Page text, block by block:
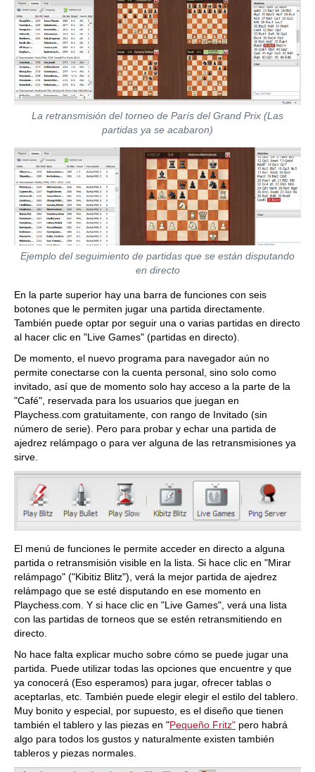
La retransmisión del torneo de París del Grand Prix (Las
partidas ya se acabaron)
Ejemplo del seguimiento de partidas que se están disputando
en directo
En la parte superior hay una barra de funciones con seis
botones que le permiten jugar una partida directamente.
También puede optar por seguir una o varias partidas en directo
al hacer clic en "Live Games" (partidas en directo).
De momento, el nuevo programa para navegador aún no
permite conectarse con la cuenta personal, sino solo como
invitado, así que de momento solo hay acceso a la parte de la
"Café", reservada para los usuarios que juegan en
Playchess.com gratuitamente, con rango de Invitado (sin
número de serie). Pero para probar y echar una partida de
ajedrez relámpago o para ver alguna de las retransmisiones ya
sirve.
El menú de funciones le permite acceder en directo a alguna
partida o retransmisión visible en la lista. Si hace clic en "Mirar
relámpago" ("Kibitiz Blitz"), verá la mejor partida de ajedrez
relámpago que se esté disputando en ese momento en
Playchess.com. Y si hace clic en "Live Games", verá una lista
con las partidas de torneos que se estén retransmitiendo en
directo.
No hace falta explicar mucho sobre cómo se puede jugar una
partida. Puede utilizar todas las opciones que encuentre y que
ya conocerá (Eso esperamos) para jugar, ofrecer tablas o
aceptarlas, etc. También puede elegir elegir el estilo del tablero.
Muy bonito y especial, por supuesto, es el diseño que tienen
también el tablero y las piezas en "Pequeño Fritz" pero habrá
algo para todos los gustos y naturalmente existen también
tableros y piezas normales.